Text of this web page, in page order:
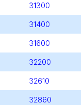
31300
31400
31600
32200
32610
32860